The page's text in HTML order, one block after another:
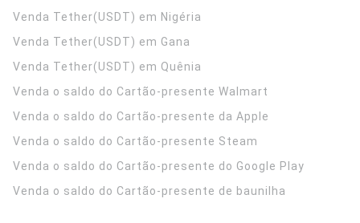
Venda Tether(USDT) em Nigéria
Venda Tether(USDT) em Gana
Venda Tether(USDT) em Quênia
Venda o saldo do Cartão-presente Walmart
Venda o saldo do Cartão-presente da Apple
Venda o saldo do Cartão-presente Steam
Venda o saldo do Cartão-presente do Google Play
Venda o saldo do Cartão-presente de baunilha